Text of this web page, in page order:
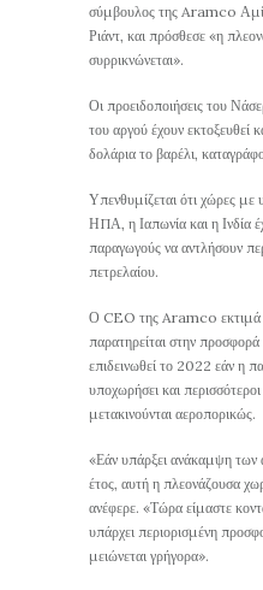
σύμβουλος της Aramco
Ριάντ, και πρόσθεσε «η
συρρικνώνεται».
Οι προειδοποιήσεις του
του αργού έχουν
δολάρια το βαρέλι,
Υπενθυμίζεται ότι χώρες
ΗΠΑ, η Ιαπωνία και η Ινδία
παραγωγούς να αντλήσουν
πετρελαίου.
Ο CEO της Aramco εκτιμά
παρατηρείται στην
επιδεινωθεί το 2022 εάν η
υποχωρήσει και
μετακινούνται αεροπορικώς.
«Εάν υπάρξει ανάκαμψη
έτος, αυτή η πλεονάζουσα
ανέφερε. «Τώρα είμαστε
υπάρχει περιορισμένη
μειώνεται γρήγορα».